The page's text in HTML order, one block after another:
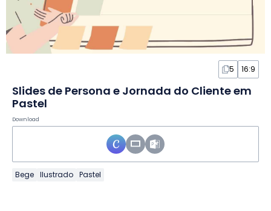
5 16:9
Slides de Persona e Jornada do Cliente em
Pastel
Download
Bege Ilustrado Pastel